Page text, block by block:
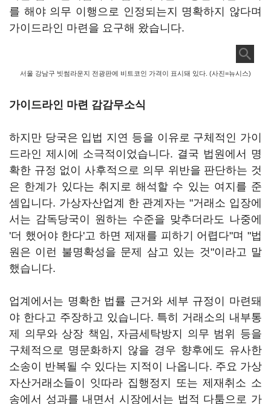
를 해야 의무 이행으로 인정되는지 명확하지 않다며
가이드라인 마련을 요구해 왔습니다.
서울 강남구 빗썸라운지 전광판에 비트코인 가격이 표시돼 있다. (사진=뉴시스)
가이드라인 마련 감감무소식
하지만 당국은 입법 지연 등을 이유로 구체적인 가이
드라인 제시에 소극적이었습니다. 결국 법원에서 명
확한 규정 없이 사후적으로 의무 위반을 판단하는 것
은 한계가 있다는 취지로 해석할 수 있는 여지를 준
셈입니다. 가상자산업계 한 관계자는 "거래소 입장에
서는 감독당국이 원하는 수준을 맞추더라도 나중에
'더 했어야 한다'고 하면 제재를 피하기 어렵다"며 "법
원은 이런 불명확성을 문제 삼고 있는 것"이라고 말
했습니다.
업계에서는 명확한 법률 근거와 세부 규정이 마련돼
야 한다고 주장하고 있습니다. 특히 거래소의 내부통
제 의무와 상장 책임, 자금세탁방지 의무 범위 등을
구체적으로 명문화하지 않을 경우 향후에도 유사한
소송이 반복될 수 있다는 지적이 나옵니다. 주요 가상
자산거래소들이 잇따라 집행정지 또는 제재취소 소
송에서 성과를 내면서 시장에서는 법적 다툼으로 가